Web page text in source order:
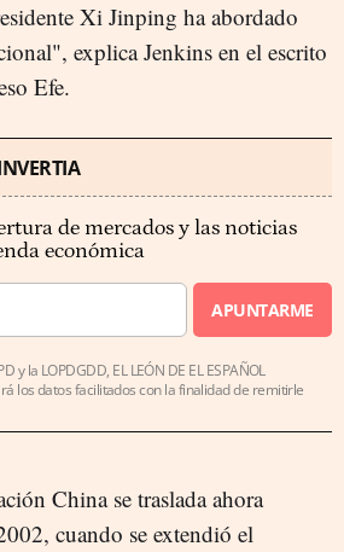
Xi Jinping ha abordado
explica Jenkins en el escrito
Efe.
de mercados y las noticias
económica
APUNTARME
y la LOPDGDD, EL LEÓN DE EL ESPAÑOL
los datos facilitados con la finalidad de remitirle
China se traslada ahora
cuando se extendió el